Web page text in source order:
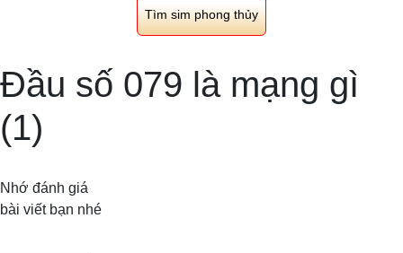
Đầu số 079 là mạng gì
(1)
Nhớ đánh giá
bài viết bạn nhé